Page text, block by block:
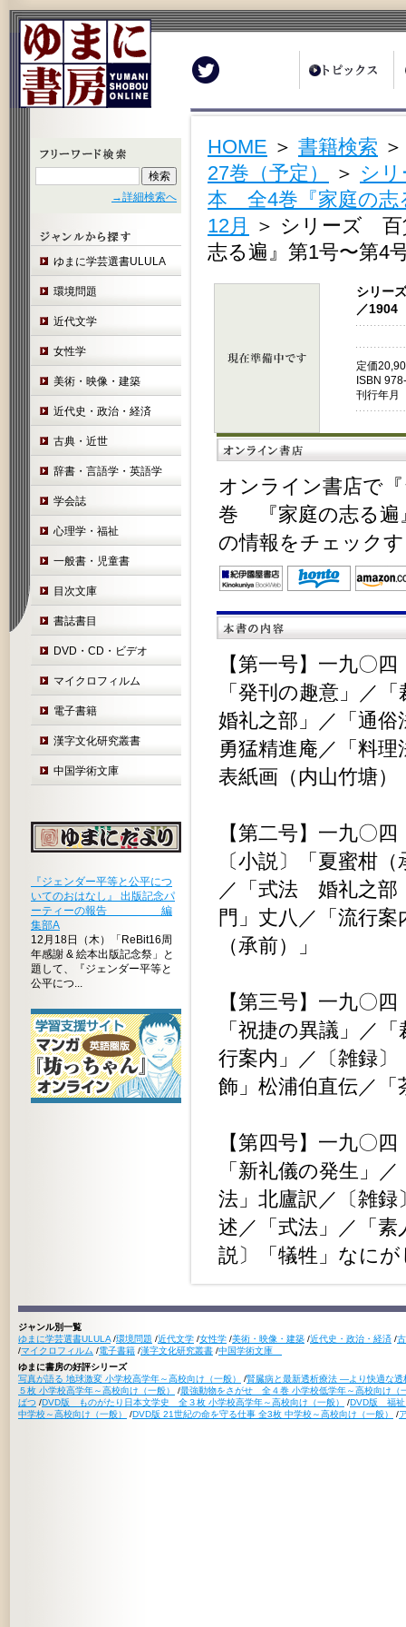
→詳細検索へ
ゆまに学芸選書ULULA
環境問題
近代文学
女性学
美術・映像・建築
近代史・政治・経済
古典・近世
辞書・言語学・英語学
学会誌
心理学・福祉
一般書・児童書
目次文庫
書誌書目
DVD・CD・ビデオ
マイクロフィルム
電子書籍
漢字文化研究叢書
中国学術文庫
『ジェンダー平等と公平につ
いてのおはなし』 出版記念パ
ーティーの報告 編
集部A
12月18日（木）「ReBit16周
年感謝 & 絵本出版記念祭」と
題して、『ジェンダー平等と
公平につ...
HOME ＞ 書籍検索
27巻（予定）
＞ シ
本 全4巻『家庭の志
12月
＞ シリーズ
志る遍』第1号〜第4
シリー
／1904
定価
ISBN
刊行年
オンライン書店で
巻 『家庭の志る遍
の情報をチェック
【第一号】一九〇
「発刊の趣意」／
婚礼之部」／「通俗
勇猛精進庵／「料
表紙画（内山竹塘）
【第二号】一九〇
〔小説〕「夏蜜柑
／「式法 婚礼之部
門」丈八／「流行
（承前）」
【第三号】一九〇
「祝捷の異議」／
行案内」／〔雑録〕
飾」松浦伯直伝／
【第四号】一九〇
「新礼儀の発生」
法」北廬訳／〔雑録
述／「式法」／「素
説〕「犠牲」なにが
ジャンル別一覧
ゆまに学芸選書ULULA /環境問題 /近代文学 /女性学 /美術・映像・建築 /近代史・政治・経済 /
/マイクロフィルム /電子書籍 /漢字文化研究叢書 /中国学術文庫
ゆまに書房の好評シリーズ
写真が語る 地球激変 小学校高学年～高校向け（一般）
/腎臓病と最新透析療法 ―より快適な
５枚 小学校高学年～高校向け（一般）
/最強動物をさがせ 全４巻 小学校低学年～高校向け（
ばつ /DVD版 ものがたり日本文学史 全３枚 小学校高学年～高校向け（一般） /DVD版 福祉
中学校～高校向け（一般）
/DVD版 21世紀の命を守る仕事 全3枚 中学校～高校向け（一般） /